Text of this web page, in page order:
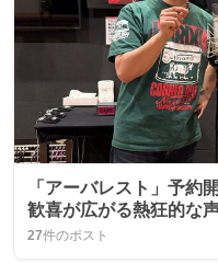
「アーバレスト」予約
歓喜が広がる熱狂的な
27件のポスト